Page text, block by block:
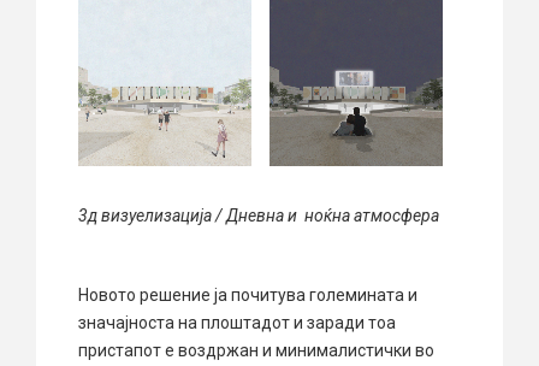
3д визуелизација / Дневна и ноќна атмосфера
Новото решение ја почитува големината и
значајноста на плоштадот и заради тоа
пристапот е воздржан и минималистички во